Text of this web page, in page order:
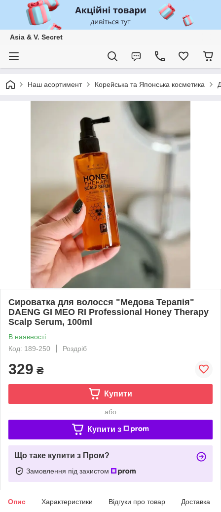
Asia & V. Secret
Наш асортимент Корейська та Японська косметика
Сироватка для волосся "Медова Терапія"
DAENG GI MEO RI Professional Honey Therapy
Scalp Serum, 100ml
В наявності
Код: 189-250
Роздріб
329 ₴
Купити
або
Купити з
Що таке купити з Пром?
Замовлення під захистом
Опис Характеристики Відгуки про товар Доставка